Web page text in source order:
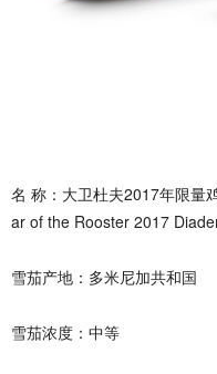
名 称：大卫杜夫2017年限量
ar of the Rooster 2017
雪茄产地：多米尼加共和国
雪茄浓度：中等